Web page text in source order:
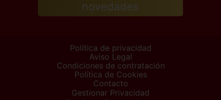
novedades
Política de privacidad
Aviso Legal
Condiciones de contratación
Política de Cookies
Contacto
Gestionar Privacidad